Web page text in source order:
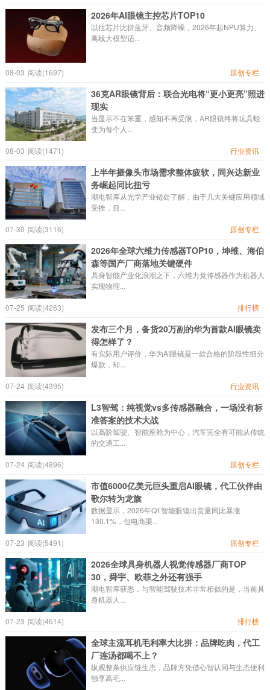
2026年AI眼镜主控芯片TOP10
以往芯片比拼蓝牙、音频降噪，2026年起NPU算力、
离线大模型适...
08-03 阅读(1697) 原创专栏
36克AR眼镜背后：联合光电将“更小更亮”照进
现实
当显示不在笨重，感知不再受限，AR眼镜终将玩具蜕
变为每个人...
08-03 阅读(1471) 行业资讯
上半年摄像头市场需求整体疲软，同兴达新业
务崛起同比扭亏
潮电智库从光学产业链处了解，由于几大关键应用领域
受挫，目...
07-30 阅读(3116) 原创专栏
2026年全球六维力传感器TOP10，坤维、海伯
森等国产厂商落地关键硬件
具身智能产业化浪潮之下，六维力觉传感器作为机器人
实现物理...
07-25 阅读(4263) 排行榜
发布三个月，备货20万副的华为首款AI眼镜卖
得怎样了？
有实际用户评价，华为AI眼镜是一款合格的阶段性细分
爆款，却...
07-24 阅读(4395) 行业资讯
L3智驾：纯视觉vs多传感器融合，一场没有标
准答案的技术大战
以高阶驾驶、智能座舱为中心，汽车完全有可能从传统
的交通工...
07-24 阅读(4896) 原创专栏
市值6000亿美元巨头重启AI眼镜，代工伙伴由
歌尔转为龙旗
数据显示，2026年Q1智能眼镜出货量同比暴涨
130.1%，但电商渠...
07-23 阅读(5491) 原创专栏
2026全球具身机器人视觉传感器厂商TOP
30，舜宇、欧菲之外还有强手
潮电智库获悉，与智能驾驶技术非常相似的是，当前具
身机器人...
07-23 阅读(4614) 排行榜
全球主流耳机毛利率大比拼：品牌吃肉，代工
厂连汤都喝不上？
纵观整条供应链生态，品牌方凭借心智认同与生态便利
独享高毛...